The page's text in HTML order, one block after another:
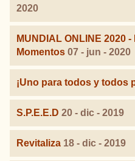
2020
MUNDIAL ONLINE 2020
Momentos 07 - jun - 2020
¡Uno para todos y todos
S.P.E.E.D 20 - dic - 2019
Revitaliza 18 - dic - 2019